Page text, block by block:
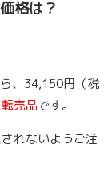
格は？
、34,150円（税
転売品です。
れないようご注